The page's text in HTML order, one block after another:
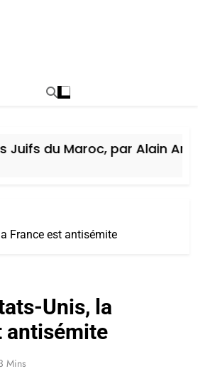
du Maroc, par Alain Amiel
France est antisémite
Unis, la
antisémite
Mins